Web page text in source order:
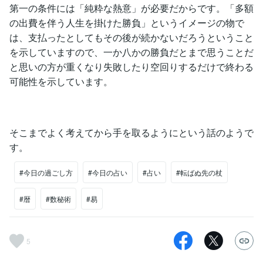
第一の条件には「純粋な熱意」が必要だからです。「多額
の出費を伴う人生を掛けた勝負」というイメージの物で
は、支払ったとしてもその後が続かないだろうということ
を示していますので、一か八かの勝負だとまで思うことだ
と思いの方が重くなり失敗したり空回りするだけで終わる
可能性を示しています。
そこまでよく考えてから手を取るようにという話のようで
す。
#今日の過ごし方 #今日の占い #占い #転ばぬ先の杖
#暦 #数秘術 #易
5